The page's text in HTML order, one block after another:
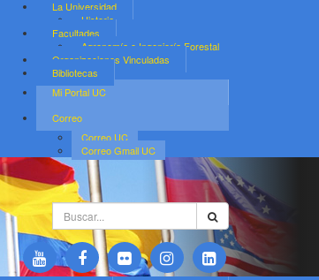
La Universidad
Historia
Facultades
Agronomía e Ingeniería Forestal
Organizaciones Vinculadas
Bibliotecas
Mi Portal UC
Correo
Correo UC
Correo Gmail UC
Buscar...